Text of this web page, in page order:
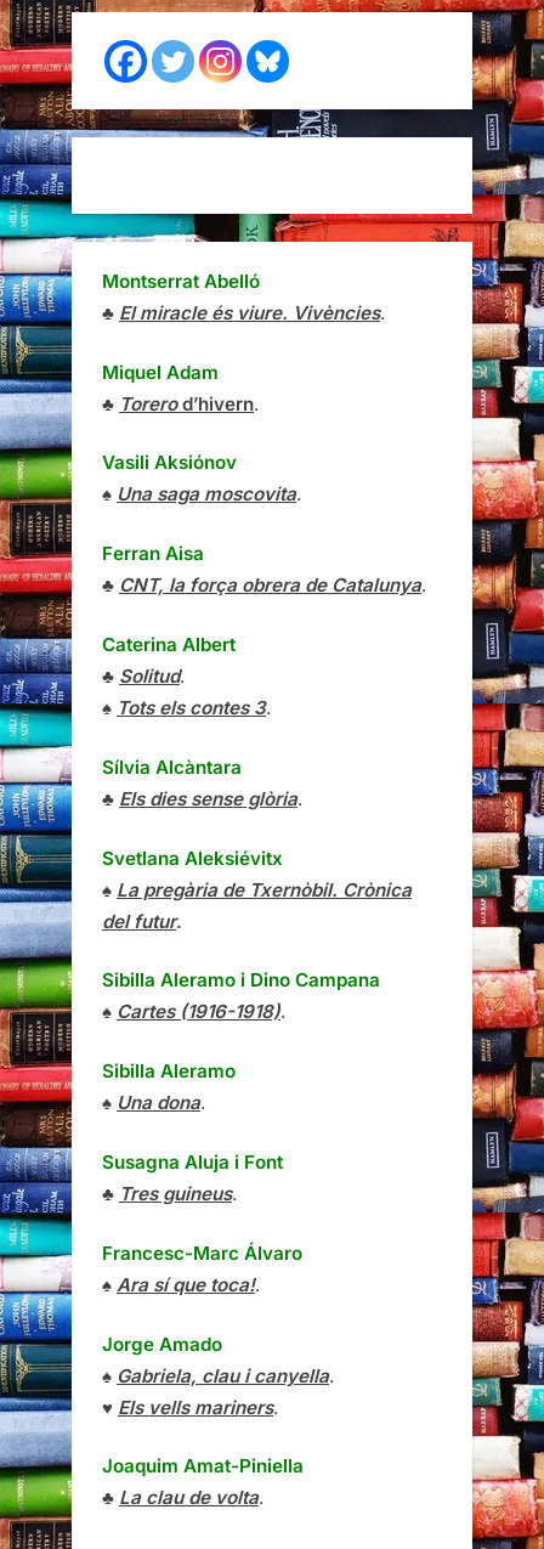
Montserrat Abelló
♣ El miracle és viure. Vivències.
Miquel Adam
♣ Torerod’hivern.
Vasili Aksiónov
♠ Una saga moscovita.
Ferran Aisa
♣ CNT, la força obrera de Catalunya.
Caterina Albert
♣ Solitud.
♠ Tots els contes 3.
Sílvia Alcàntara
♣ Els dies sense glòria.
Svetlana Aleksiévitx
♠ La pregària de Txernòbil. Crònica
del futur.
Sibilla Aleramo i Dino Campana
♠ Cartes (1916-1918).
Sibilla Aleramo
♠ Una dona.
Susagna Aluja i Font
♣ Tres guineus.
Francesc-Marc Álvaro
♠ Ara sí que toca!.
Jorge Amado
♠ Gabriela, clau i canyella.
♥ Els vells mariners.
Joaquim Amat-Piniella
♣ La clau de volta.